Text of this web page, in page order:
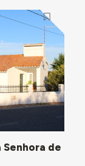
Senhora de